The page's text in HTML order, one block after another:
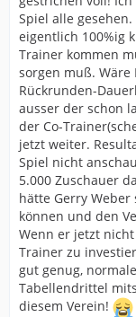
das ich keine
vor
gar nichts mehr.
das denn noch
sei. Sicher
keine Liga, aber
dann stirbt auch
Arminia macht
Jahren geht es
nicht mehr hoch.
Fast alle
zu 15 Leute,
mehr hin, es
Zuschauer im
Wenn man sich
um Arminia
Auftreten bei
Spiel alle
eigentlich 100%ig
Trainer kommen
sorgen muß.
Rückrunden-
ausser der schon
der Co-
jetzt weiter.
Spiel nicht
5.000 Zuschauer
hätte Gerry
können und den
Wenn er jetzt
Trainer zu
gut genug,
Tabellendrittel
diesem Verein!